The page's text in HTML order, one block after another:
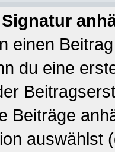
einen
du eine
Beiträge
auswählst